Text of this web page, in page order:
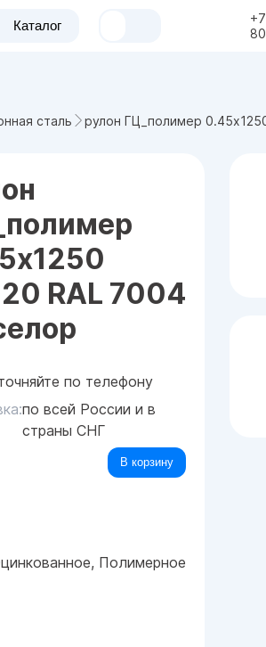
Каталог
сталь рулон ГЦ_полимер
RAL 7004
по телефону
по всей России и в
страны СНГ
В корзину
Полимерное